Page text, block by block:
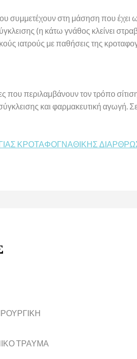
συμμετέχουν στη μάσηση που έχει
(η κάτω γνάθος κλείνει
ιατρούς με παθήσεις της
που περιλαμβάνουν τον τρόπο
και φαρμακευτική αγωγή.
ΚΡΟΤΑΦΟΓΝΑΘΙΚΗΣ
ΤΡΑΥΜΑ